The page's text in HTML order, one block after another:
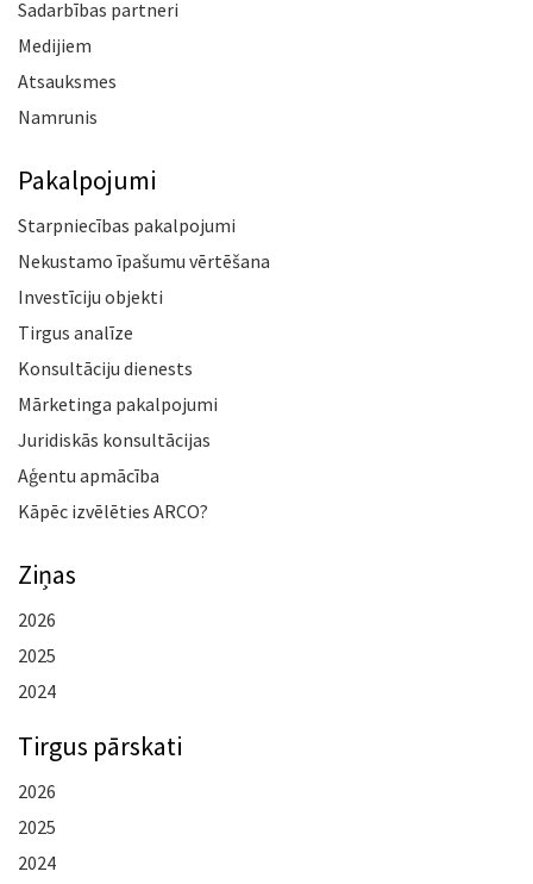
Sadarbības partneri
Medijiem
Atsauksmes
Namrunis
Pakalpojumi
Starpniecības pakalpojumi
Nekustamo īpašumu vērtēšana
Investīciju objekti
Tirgus analīze
Konsultāciju dienests
Mārketinga pakalpojumi
Juridiskās konsultācijas
Aģentu apmācība
Kāpēc izvēlēties ARCO?
Ziņas
2026
2025
2024
Tirgus pārskati
2026
2025
2024